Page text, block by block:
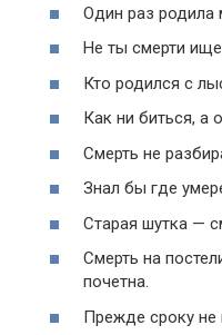
Один раз родила
Не ты смерти
Кто родился с
Как ни биться, а
Смерть не
Знал бы где
Старая шутка —
Смерть на
почетна.
Прежде сроку не